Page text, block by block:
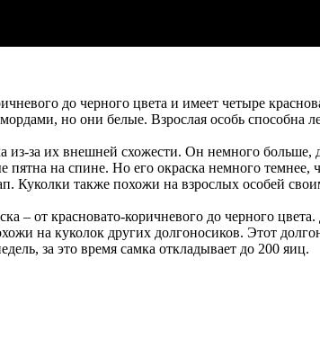
до черного цвета и имеет четыре
но они белые. Взрослая особь способна
из-за их внешней схожести. Он немного больше,
на спине. Но его окраска немного темнее,
Куколки также похожи на взрослых особей
от красновато-коричневого до черного цвета.
на куколок других долгоносиков. Этот
за это время самка откладывает до 200 яиц.